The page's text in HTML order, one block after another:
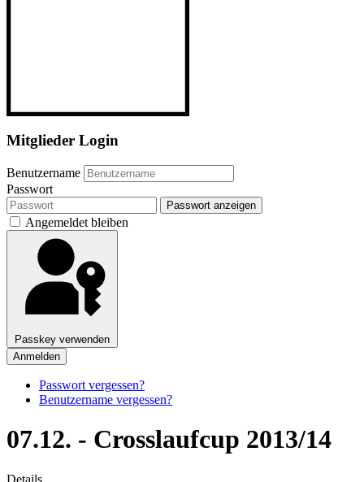
Mitglieder Login
Benutzername
Passwort
Passwort anzeigen
Angemeldet bleiben
Passkey verwenden
Anmelden
Passwort vergessen?
Benutzername vergessen?
07.12. - Crosslaufcup 2013/14
Details